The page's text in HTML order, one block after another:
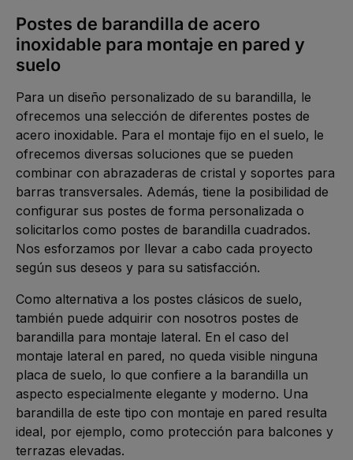
Postes de barandilla de acero
inoxidable para montaje en pared y
suelo
Para un diseño personalizado de su barandilla, le
ofrecemos una selección de diferentes postes de
acero inoxidable. Para el montaje fijo en el suelo, le
ofrecemos diversas soluciones que se pueden
combinar con abrazaderas de cristal y soportes para
barras transversales. Además, tiene la posibilidad de
configurar sus postes de forma personalizada o
solicitarlos como postes de barandilla cuadrados.
Nos esforzamos por llevar a cabo cada proyecto
según sus deseos y para su satisfacción.
Como alternativa a los postes clásicos de suelo,
también puede adquirir con nosotros postes de
barandilla para montaje lateral. En el caso del
montaje lateral en pared, no queda visible ninguna
placa de suelo, lo que confiere a la barandilla un
aspecto especialmente elegante y moderno. Una
barandilla de este tipo con montaje en pared resulta
ideal, por ejemplo, como protección para balcones y
terrazas elevadas.